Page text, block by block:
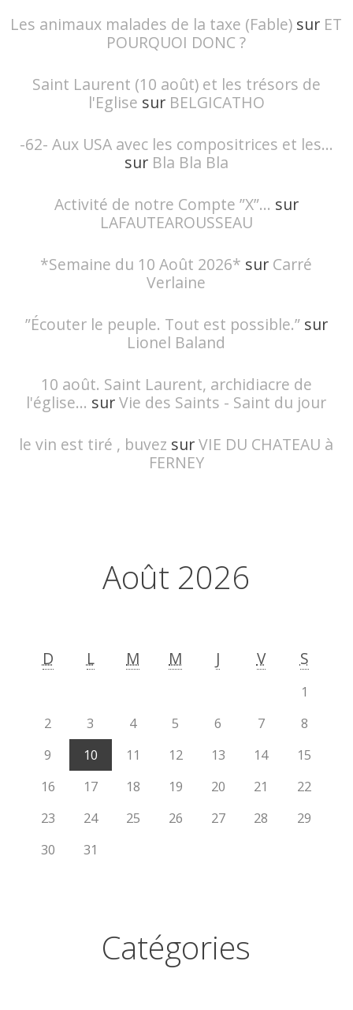
Les animaux malades de la taxe (Fable) sur ET
POURQUOI DONC ?
Saint Laurent (10 août) et les trésors de
l'Eglise sur BELGICATHO
-62- Aux USA avec les compositrices et les...
sur Bla Bla Bla
Activité de notre Compte ”X”... sur
LAFAUTEAROUSSEAU
*Semaine du 10 Août 2026* sur Carré
Verlaine
”Écouter le peuple. Tout est possible.”sur
Lionel Baland
10 août. Saint Laurent, archidiacre de
l'église... surVie des Saints - Saint du jour
le vin est tiré , buvez surVIE DU CHATEAU à
FERNEY
Août 2026
D L M M J V S
1
2
3 4 5 6 7
8
9
10 11 12 13 14
15
16
17 18 19 20 21
22
23
24 25 26 27 28
29
30
31
Catégories